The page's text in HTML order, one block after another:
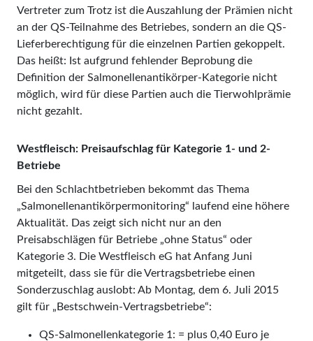
Vertreter zum Trotz ist die Auszahlung der Prämien nicht
an der QS-Teilnahme des Betriebes, sondern an die QS-
Lieferberechtigung für die einzelnen Partien gekoppelt.
Das heißt: Ist aufgrund fehlender Beprobung die
Definition der Salmonellenantikörper-Kategorie nicht
möglich, wird für diese Partien auch die Tierwohlprämie
nicht gezahlt.
Westfleisch: Preisaufschlag für Kategorie 1- und 2-
Betriebe
Bei den Schlachtbetrieben bekommt das Thema
„Salmonellenantikörpermonitoring“ laufend eine höhere
Aktualität. Das zeigt sich nicht nur an den
Preisabschlägen für Betriebe „ohne Status“ oder
Kategorie 3. Die Westfleisch eG hat Anfang Juni
mitgeteilt, dass sie für die Vertragsbetriebe einen
Sonderzuschlag auslobt: Ab Montag, dem 6. Juli 2015
gilt für „Bestschwein-Vertragsbetriebe“:
QS-Salmonellenkategorie 1: = plus 0,40 Euro je